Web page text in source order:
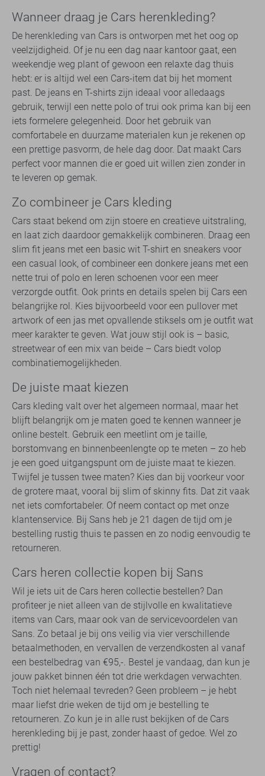
Wanneer draag je Cars herenkleding?
De herenkleding van Cars is ontworpen met het oog op
veelzijdigheid. Of je nu een dag naar kantoor gaat, een
weekendje weg plant of gewoon een relaxte dag thuis
hebt: er is altijd wel een Cars-item dat bij het moment
past. De jeans en T-shirts zijn ideaal voor alledaags
gebruik, terwijl een nette polo of trui ook prima kan bij een
iets formelere gelegenheid. Door het gebruik van
comfortabele en duurzame materialen kun je rekenen op
een prettige pasvorm, de hele dag door. Dat maakt Cars
perfect voor mannen die er goed uit willen zien zonder in
te leveren op gemak.
Zo combineer je Cars kleding
Cars staat bekend om zijn stoere en creatieve uitstraling,
en laat zich daardoor gemakkelijk combineren. Draag een
slim fit jeans met een basic wit T-shirt en sneakers voor
een casual look, of combineer een donkere jeans met een
nette trui of polo en leren schoenen voor een meer
verzorgde outfit. Ook prints en details spelen bij Cars een
belangrijke rol. Kies bijvoorbeeld voor een pullover met
artwork of een jas met opvallende stiksels om je outfit wat
meer karakter te geven. Wat jouw stijl ook is – basic,
streetwear of een mix van beide – Cars biedt volop
combinatiemogelijkheden.
De juiste maat kiezen
Cars kleding valt over het algemeen normaal, maar het
blijft belangrijk om je maten goed te kennen wanneer je
online bestelt. Gebruik een meetlint om je taille,
borstomvang en binnenbeenlengte op te meten – zo heb
je een goed uitgangspunt om de juiste maat te kiezen.
Twijfel je tussen twee maten? Kies dan bij voorkeur voor
de grotere maat, vooral bij slim of skinny fits. Dat zit vaak
net iets comfortabeler. Of neem contact op met onze
klantenservice. Bij Sans heb je 21 dagen de tijd om je
bestelling rustig thuis te passen en zo nodig eenvoudig te
retourneren.
Cars heren collectie kopen bij Sans
Wil je iets uit de Cars heren collectie bestellen? Dan
profiteer je niet alleen van de stijlvolle en kwalitatieve
items van Cars, maar ook van de servicevoordelen van
Sans. Zo betaal je bij ons veilig via vier verschillende
betaalmethoden, en vervallen de verzendkosten al vanaf
een bestelbedrag van €95,-. Bestel je vandaag, dan kun je
jouw pakket binnen één tot drie werkdagen verwachten.
Toch niet helemaal tevreden? Geen probleem – je hebt
maar liefst drie weken de tijd om je bestelling te
retourneren. Zo kun je in alle rust bekijken of de Cars
herenkleding bij je past, zonder haast of gedoe. Wel zo
prettig!
Vragen of contact?